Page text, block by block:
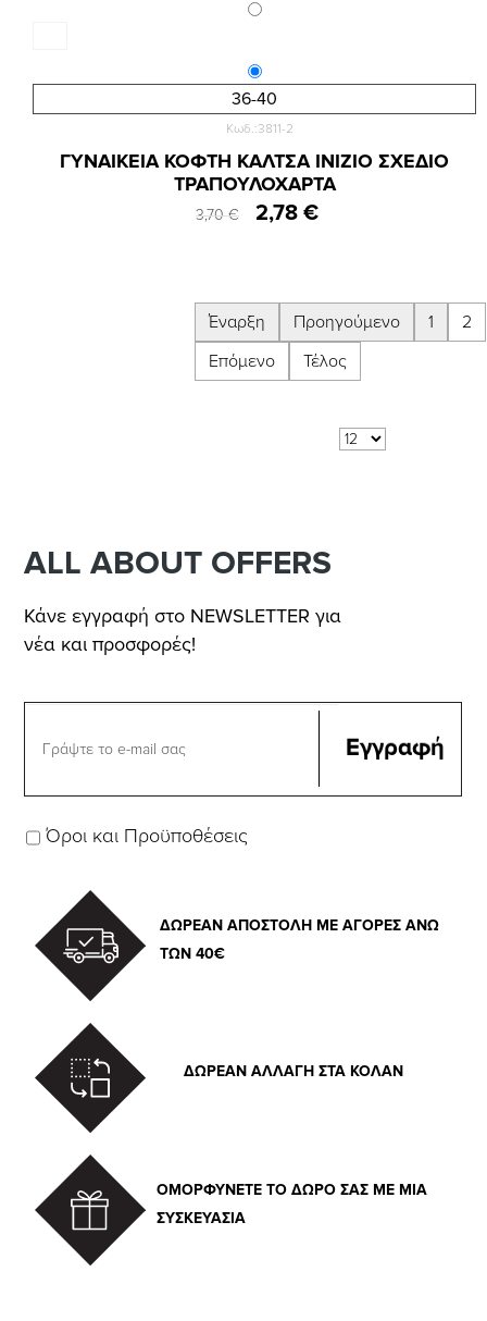
36-40
Κωδ.:3811-2
ΓΥΝΑΙΚΕΙΑ ΚΟΦΤΗ ΚΑΛΤΣΑ INIZIO ΣΧΕΔΙΟ
ΤΡΑΠΟΥΛΟΧΑΡΤΑ
3,70 € 2,78 €
Έναρξη Προηγούμενο 1
2
Επόμενο
Τέλος
ALL ABOUT OFFERS
Κάνε εγγραφή στο NEWSLETTER για
νέα και προσφορές!
Όροι και Προϋποθέσεις
ΔΩΡΕΑΝ ΑΠΟΣΤΟΛΗ ΜΕ ΑΓΟΡΕΣ ΑΝΩ
ΤΩΝ 40€
ΔΩΡΕΑΝ ΑΛΛΑΓΗ ΣΤΑ ΚΟΛΑΝ
ΟΜΟΡΦΥΝΕΤΕ ΤΟ ΔΩΡΟ ΣΑΣ ΜΕ ΜΙΑ
ΣΥΣΚΕΥΑΣΙΑ